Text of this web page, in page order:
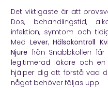
Det viktigaste är att
Dos, behandlingstid,
infektion, symtom och
Med Lever,Hälsokontroll
Njure från Snabbkollen
legitimerad läkare och
hjälper dig att förstå vad
något behöver följas upp.